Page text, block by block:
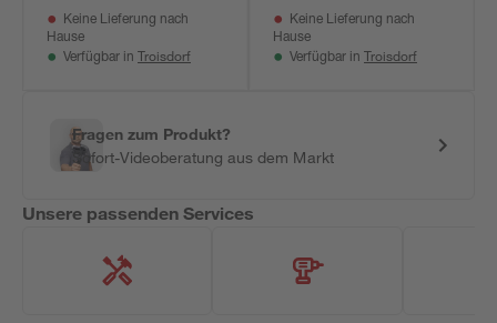
Keine Lieferung nach
Hause
Verfügbar in Troisdorf
Keine Lieferung nach
Hause
Verfügbar in Troisdorf
Fragen zum Produkt?
Sofort-Videoberatung aus dem Markt
Unsere passenden Services